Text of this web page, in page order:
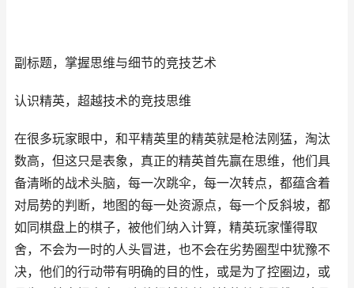
副标题，掌握思维与细节的竞技艺术
认识精英，超越技术的竞技思维
在很多玩家眼中，和平精英里的精英就是枪法刚猛，淘汰
数高，但这只是表象，真正的精英首先赢在思维，他们具
备清晰的战术头脑，每一次跳伞，每一次转点，都蕴含着
对局势的判断，地图的每一处资源点，每一个反斜坡，都
如同棋盘上的棋子，被他们纳入计算，精英玩家懂得取
舍，不会为一时的人头冒进，也不会在劣势圈型中犹豫不
决，他们的行动带有明确的目的性，或是为了控圈边，或